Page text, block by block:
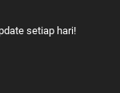
setiap hari!